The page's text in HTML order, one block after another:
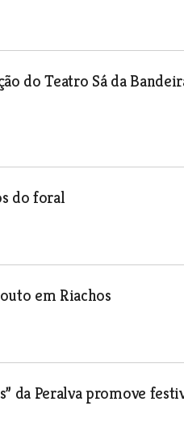
do Teatro Sá da
do foral
em Riachos
da Peralva promove